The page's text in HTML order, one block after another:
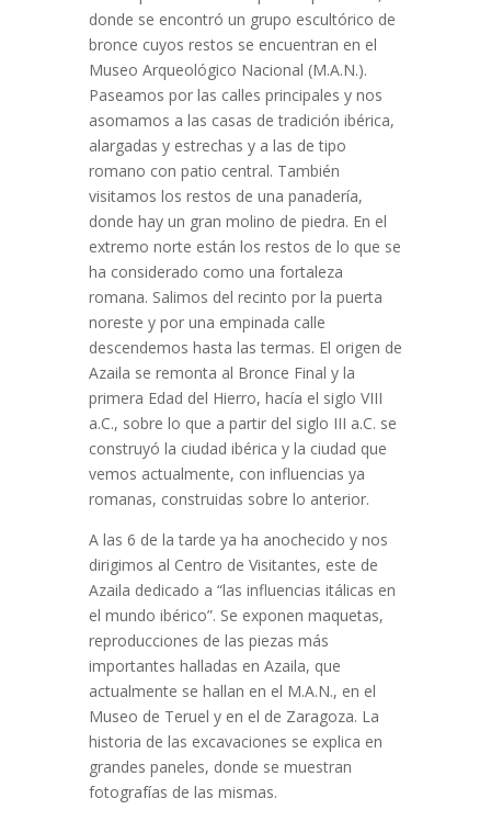
donde se encontró un grupo escultórico de
bronce cuyos restos se encuentran en el
Museo Arqueológico Nacional (M.A.N.).
Paseamos por las calles principales y nos
asomamos a las casas de tradición ibérica,
alargadas y estrechas y a las de tipo
romano con patio central. También
visitamos los restos de una panadería,
donde hay un gran molino de piedra. En el
extremo norte están los restos de lo que se
ha considerado como una fortaleza
romana. Salimos del recinto por la puerta
noreste y por una empinada calle
descendemos hasta las termas. El origen de
Azaila se remonta al Bronce Final y la
primera Edad del Hierro, hacía el siglo VIII
a.C., sobre lo que a partir del siglo III a.C. se
construyó la ciudad ibérica y la ciudad que
vemos actualmente, con influencias ya
romanas, construidas sobre lo anterior.
A las 6 de la tarde ya ha anochecido y nos
dirigimos al Centro de Visitantes, este de
Azaila dedicado a “las influencias itálicas en
el mundo ibérico”. Se exponen maquetas,
reproducciones de las piezas más
importantes halladas en Azaila, que
actualmente se hallan en el M.A.N., en el
Museo de Teruel y en el de Zaragoza. La
historia de las excavaciones se explica en
grandes paneles, donde se muestran
fotografías de las mismas.